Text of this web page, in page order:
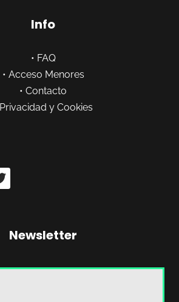
Info
• FAQ
• Acceso Menores
• Contacto
Privacidad y Cookies
Newsletter